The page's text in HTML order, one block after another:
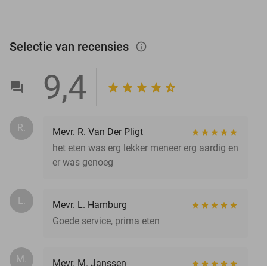
Selectie van recensies info_outlined
9,4
R.
Mevr. R. Van Der Pligt
het eten was erg lekker meneer erg aardig en
er was genoeg
L.
Mevr. L. Hamburg
Goede service, prima eten
M. Mevr. M. Janssen